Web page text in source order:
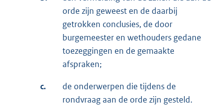
orde zijn geweest en de daarbij
getrokken conclusies, de door
burgemeester en wethouders gedane
toezeggingen en de gemaakte
afspraken;
c.
de onderwerpen die tijdens de
rondvraag aan de orde zijn gesteld.